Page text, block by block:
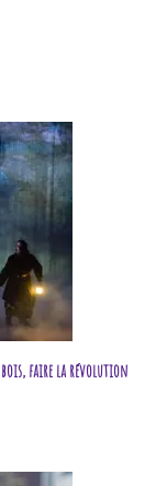
faire la révolution